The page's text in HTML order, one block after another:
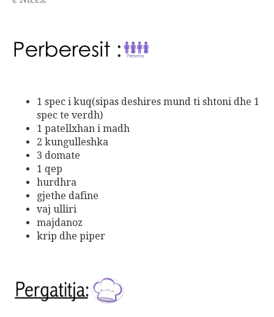
1 spec i kuq(sipas deshires mund ti shtoni dhe 1
spec te verdh)
1 patellxhan i madh
2 kungulleshka
3 domate
1 qep
hurdhra
gjethe dafine
vaj ulliri
majdanoz
krip dhe piper